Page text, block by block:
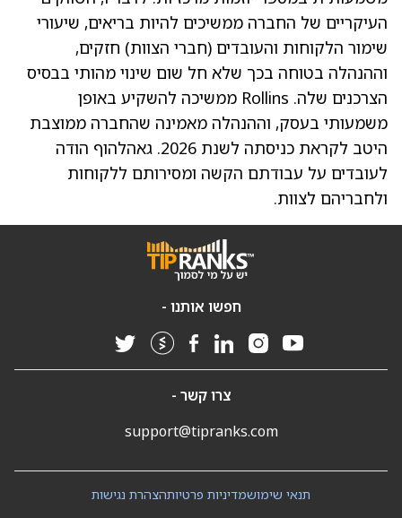
העיקריים של החברה ממשיכים להיות בריאים, שיעורי
שימור הלקוחות והעובדים (חברי הצוות) חזקים,
וההנהלה בטוחה בכך שלא חל שום שינוי מהותי בבסיס
הצרכנים שלה. Rollins ממשיכה להשקיע באופן
משמעותי בעסק, וההנהלה מאמינה שהחברה ממוצבת
היטב לקראת כניסתה לשנת 2026. גאהלהוף הודה
לעובדים על עבודתם הקשה ומסירותם ללקוחות
ולחבריהם לצוות.
חפשו אותנו -
צרו קשר -
support@tipranks.com
הצהרת נגישותמדיניות פרטיותתנאי שימוש